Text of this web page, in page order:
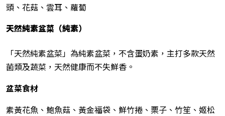
頭、花菇、雲耳、蘿蔔
天然純素盆菜（純素）
「天然純素盆菜」為純素盆菜，不含蛋奶素，主打多款天然
菌類及蔬菜，天然健康而不失鮮香。
盆菜食材
素黃花魚、鮑魚菇、黃金福袋、鮮竹捲、栗子、竹笙、姬松